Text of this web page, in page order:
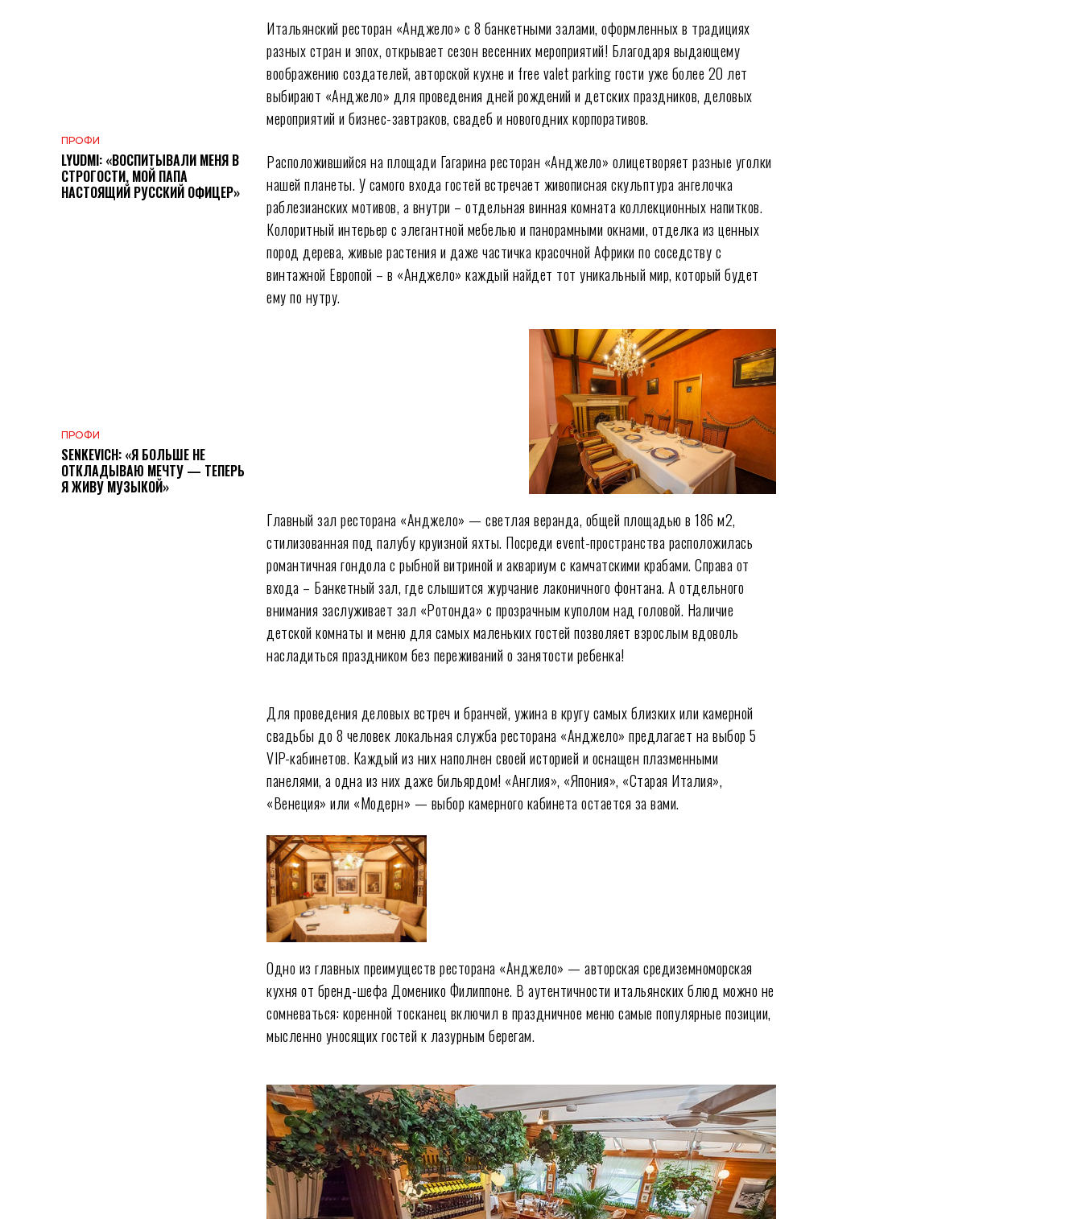
ПРОФИ
LYUDMI: «ВОСПИТЫВАЛИ МЕНЯ В
СТРОГОСТИ, МОЙ ПАПА
НАСТОЯЩИЙ РУССКИЙ ОФИЦЕР»
ПРОФИ
SENKEVICH: «Я БОЛЬШЕ НЕ
ОТКЛАДЫВАЮ МЕЧТУ — ТЕПЕРЬ
Я ЖИВУ МУЗЫКОЙ»
Итальянский ресторан «Анджело» с 8 банкетными залами, оформленных в традициях
разных стран и эпох, открывает сезон весенних мероприятий! Благодаря выдающему
воображению создателей, авторской кухне и free valet parking гости уже более 20 лет
выбирают «Анджело» для проведения дней рождений и детских праздников, деловых
мероприятий и бизнес-завтраков, свадеб и новогодних корпоративов.
Расположившийся на площади Гагарина ресторан «Анджело» олицетворяет разные уголки
нашей планеты. У самого входа гостей встречает живописная скульптура ангелочка
раблезианских мотивов, а внутри – отдельная винная комната коллекционных напитков.
Колоритный интерьер с элегантной мебелью и панорамными окнами, отделка из ценных
пород дерева, живые растения и даже частичка красочной Африки по соседству с
винтажной Европой – в «Анджело» каждый найдет тот уникальный мир, который будет
ему по нутру.
Главный зал ресторана «Анджело» — светлая веранда, общей площадью в 186 м2,
стилизованная под палубу круизной яхты. Посреди event-пространства расположилась
романтичная гондола с рыбной витриной и аквариум с камчатскими крабами. Справа от
входа – Банкетный зал, где слышится журчание лаконичного фонтана. А отдельного
внимания заслуживает зал «Ротонда» с прозрачным куполом над головой. Наличие
детской комнаты и меню для самых маленьких гостей позволяет взрослым вдоволь
насладиться праздником без переживаний о занятости ребенка!
Для проведения деловых встреч и бранчей, ужина в кругу самых близких или камерной
свадьбы до 8 человек локальная служба ресторана «Анджело» предлагает на выбор 5
VIP-кабинетов. Каждый из них наполнен своей историей и оснащен плазменными
панелями, а одна из них даже бильярдом! «Англия», «Япония», «Старая Италия»,
«Венеция» или «Модерн» — выбор камерного кабинета остается за вами.
Одно из главных преимуществ ресторана «Анджело» — авторская средиземноморская
кухня от бренд-шефа Доменико Филиппоне. В аутентичности итальянских блюд можно не
сомневаться: коренной тосканец включил в праздничное меню самые популярные позиции,
мысленно уносящих гостей к лазурным берегам.